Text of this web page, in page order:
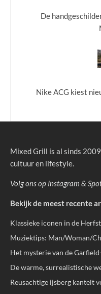
De
Nike ACG kiest
Mixed Grill is al sinds
cultuur en lifestyle.
Volg ons op Instagram &
Bekijk de meest recente
Klassieke iconen in de
Muziektips: Man/Woman/
Het mysterie van de
De warme, surrealistische
Reusachtige ijsberg kantelt